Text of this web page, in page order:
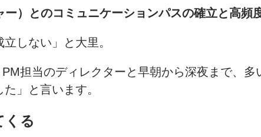
）とのコミュニケーションパスの確立と高頻
しない」と大里。
担当のディレクターと早朝から深夜まで、多
」と言います。
くる